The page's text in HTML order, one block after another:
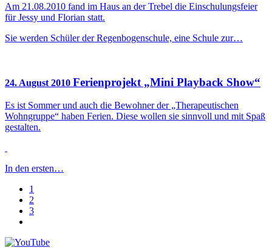
Am 21.08.2010 fand im Haus an der Trebel die Einschulungsfeier
für Jessy und Florian statt.
Sie werden Schüler der Regenbogenschule, eine Schule zur…
24. August 2010 Ferienprojekt „Mini Playback Show“
Es ist Sommer und auch die Bewohner der „Therapeutischen
Wohngruppe“ haben Ferien. Diese wollen sie sinnvoll und mit Spaß
gestalten.
In den ersten…
1
2
3